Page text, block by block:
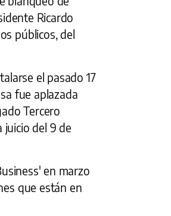
Ricardo
públicos, del
el pasado 17
fue aplazada
Tercero
juicio del 9 de
en marzo
que están en